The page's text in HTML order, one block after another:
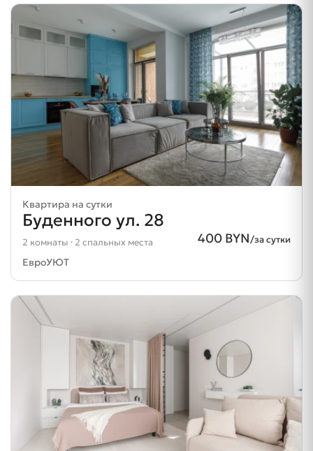
Квартира на сутки
Буденного ул. 28
400 BYN/за сутки
2 комнаты · 2 спальных места
ЕвроУЮТ